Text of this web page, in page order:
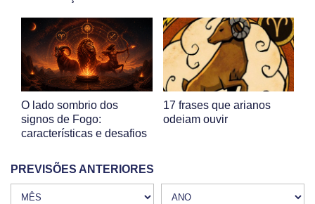
O lado sombrio dos
signos de Fogo:
características e desafios
17 frases que arianos
odeiam ouvir
PREVISÕES ANTERIORES